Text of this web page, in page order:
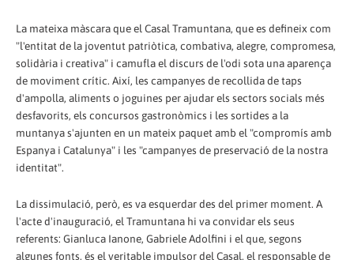
La mateixa màscara que el Casal Tramuntana, que es defineix com
"l'entitat de la joventut patriòtica, combativa, alegre, compromesa,
solidària i creativa" i camufla el discurs de l'odi sota una aparença
de moviment crític. Així, les campanyes de recollida de taps
d'ampolla, aliments o joguines per ajudar els sectors socials més
desfavorits, els concursos gastronòmics i les sortides a la
muntanya s'ajunten en un mateix paquet amb el "compromís amb
Espanya i Catalunya" i les "campanyes de preservació de la nostra
identitat".
La dissimulació, però, es va esquerdar des del primer moment. A
l'acte d'inauguració, el Tramuntana hi va convidar els seus
referents: Gianluca Ianone, Gabriele Adolfini i el que, segons
algunes fonts, és el veritable impulsor del Casal, el responsable de